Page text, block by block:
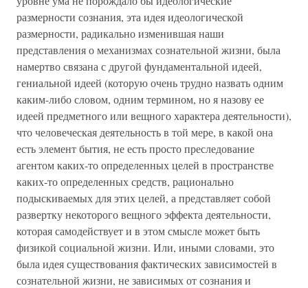
размерности сознания, эта идея идеологической
размерности, радикально изменившая наши
представления о механизмах сознательной жизни, была
намертво связана с другой фундаментальной идеей,
гениальной идеей (которую очень трудно назвать одним
каким-либо словом, одним термином, но я назову ее
идеей предметного или вещного характера деятельности),
что человеческая деятельность в той мере, в какой она
есть элемент бытия, не есть просто преследование
агентом каких-то определенных целей в пространстве
каких-то определенных средств, рационально
подыскиваемых для этих целей, а представляет собой
развертку некоторого вещного эффекта деятельности,
которая самодействует и в этом смысле может быть
физикой социальной жизни. Или, иными словами, это
была идея существования фактических зависимостей в
сознательной жизни, не зависимых от сознания и